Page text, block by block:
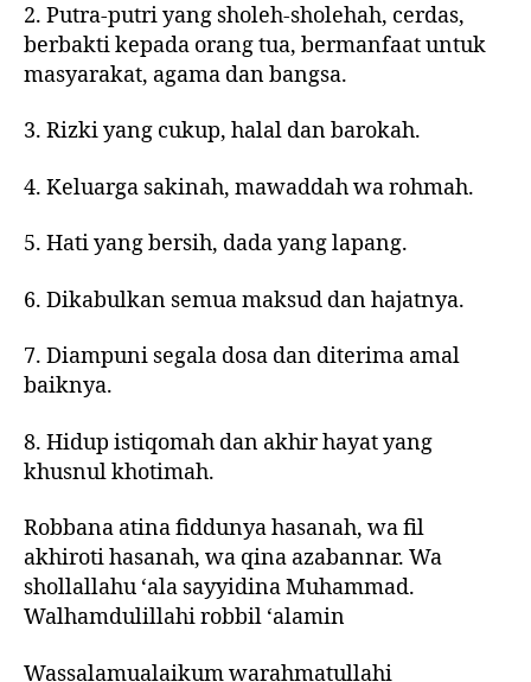
2. Putra-putri yang sholeh-sholehah, cerdas,
berbakti kepada orang tua, bermanfaat untuk
masyarakat, agama dan bangsa.
3. Rizki yang cukup, halal dan barokah.
4. Keluarga sakinah, mawaddah wa rohmah.
5. Hati yang bersih, dada yang lapang.
6. Dikabulkan semua maksud dan hajatnya.
7. Diampuni segala dosa dan diterima amal
baiknya.
8. Hidup istiqomah dan akhir hayat yang
khusnul khotimah.
Robbana atina fiddunya hasanah, wa fil
akhiroti hasanah, wa qina azabannar. Wa
shollallahu ‘ala sayyidina Muhammad.
Walhamdulillahi robbil ‘alamin
Wassalamualaikum warahmatullahi